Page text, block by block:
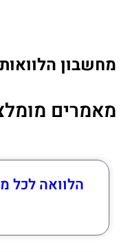
מחשבון הלוואות
מאמרים
הלוואה לכל מטרה